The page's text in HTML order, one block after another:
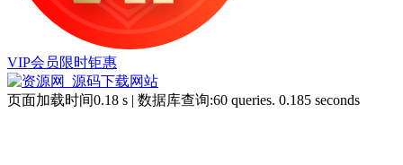
VIP会员限时钜惠
页面加载时间0.18 s | 数据库查询:60 queries. 0.185 seconds